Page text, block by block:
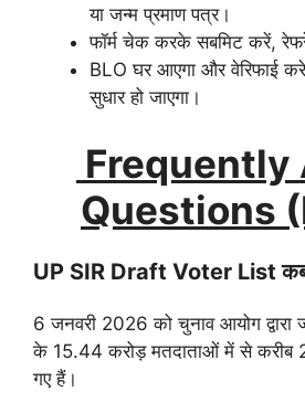
या जन्म प्रमाण पत्र।
फॉर्म चेक करके सबमिट करें,
BLO घर आएगा और वेरिफाई
सुधार हो जाएगा।
Frequently
Questions
UP SIR Draft Voter List कब
6 जनवरी 2026 को चुनाव आयोग द्वारा
के 15.44 करोड़ मतदाताओं में से करीब
गए हैं।